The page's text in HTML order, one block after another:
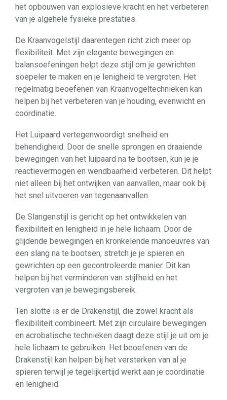
het opbouwen van explosieve kracht en het verbeteren
van je algehele fysieke prestaties.
De Kraanvogelstijl daarentegen richt zich meer op
flexibiliteit. Met zijn elegante bewegingen en
balansoefeningen helpt deze stijl om je gewrichten
soepeler te maken en je lenigheid te vergroten. Het
regelmatig beoefenen van Kraanvogeltechnieken kan
helpen bij het verbeteren van je houding, evenwicht en
coördinatie.
Het Luipaard vertegenwoordigt snelheid en
behendigheid. Door de snelle sprongen en draaiende
bewegingen van het luipaard na te bootsen, kun je je
reactievermogen en wendbaarheid verbeteren. Dit helpt
niet alleen bij het ontwijken van aanvallen, maar ook bij
het snel uitvoeren van tegenaanvallen.
De Slangenstijl is gericht op het ontwikkelen van
flexibiliteit en lenigheid in je hele lichaam. Door de
glijdende bewegingen en kronkelende manoeuvres van
een slang na te bootsen, stretch je je spieren en
gewrichten op een gecontroleerde manier. Dit kan
helpen bij het verminderen van stijfheid en het
vergroten van je bewegingsbereik.
Ten slotte is er de Drakenstijl, die zowel kracht als
flexibiliteit combineert. Met zijn circulaire bewegingen
en acrobatische technieken daagt deze stijl je uit om je
hele lichaam te gebruiken. Het beoefenen van de
Drakenstijl kan helpen bij het versterken van al je
spieren terwijl je tegelijkertijd werkt aan je coördinatie
en lenigheid.